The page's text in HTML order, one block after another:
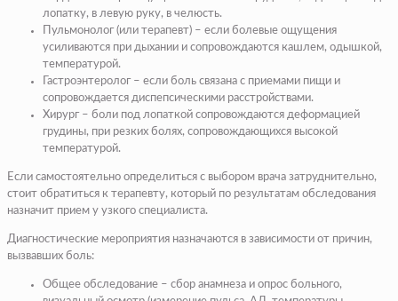
лопатку, в левую руку, в челюсть.
Пульмонолог (или терапевт) – если болевые ощущения
усиливаются при дыхании и сопровождаются кашлем, одышкой,
температурой.
Гастроэнтеролог – если боль связана с приемами пищи и
сопровождается диспепсическими расстройствами.
Хирург – боли под лопаткой сопровождаются деформацией
грудины, при резких болях, сопровождающихся высокой
температурой.
Если самостоятельно определиться с выбором врача затруднительно,
стоит обратиться к терапевту, который по результатам обследования
назначит прием у узкого специалиста.
Диагностические мероприятия назначаются в зависимости от причин,
вызвавших боль:
Общее обследование – сбор анамнеза и опрос больного,